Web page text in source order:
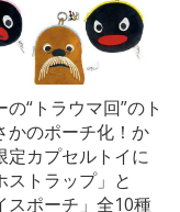
の“トラウマ回”のト
かのポーチ化！か
定カプセルトイに
ストラップ」と
スポーチ」全10種